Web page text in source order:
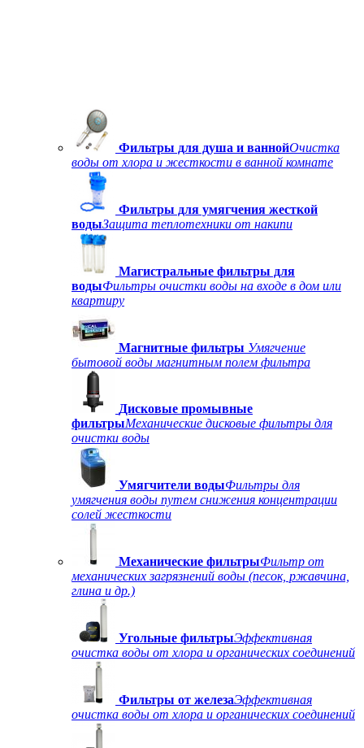
Фильтры для душа и ваннойОчистка
воды от хлора и жесткости в ванной комнате
Фильтры для умягчения жесткой
водыЗащита теплотехники от накипи
Магистральные фильтры для
водыФильтры очистки воды на входе в дом или
квартиру
Магнитные фильтры Умягчение
бытовой воды магнитным полем фильтра
Дисковые промывные
фильтрыМеханические дисковые фильтры для
очистки воды
Умягчители водыФильтры для
умягчения воды путем снижения концентрации
солей жесткости
Механические фильтрыФильтр от
механических загрязнений воды (песок, ржавчина,
глина и др.)
Угольные фильтрыЭффективная
очистка воды от хлора и органических соединений
Фильтры от железаЭффективная
очистка воды от хлора и органических соединений